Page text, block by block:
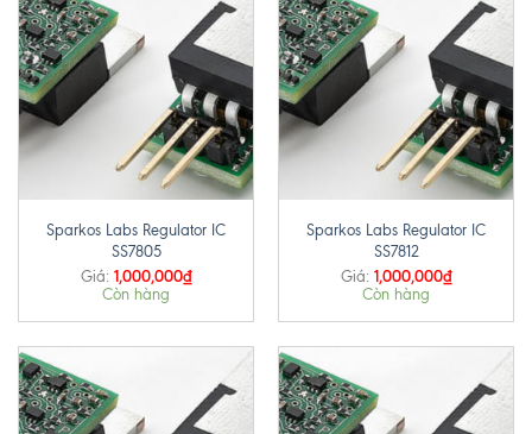
Sparkos Labs Regulator IC
SS7805
Giá: 1,000,000₫
Còn hàng
Sparkos Labs Regulator IC
SS7812
Giá: 1,000,000₫
Còn hàng